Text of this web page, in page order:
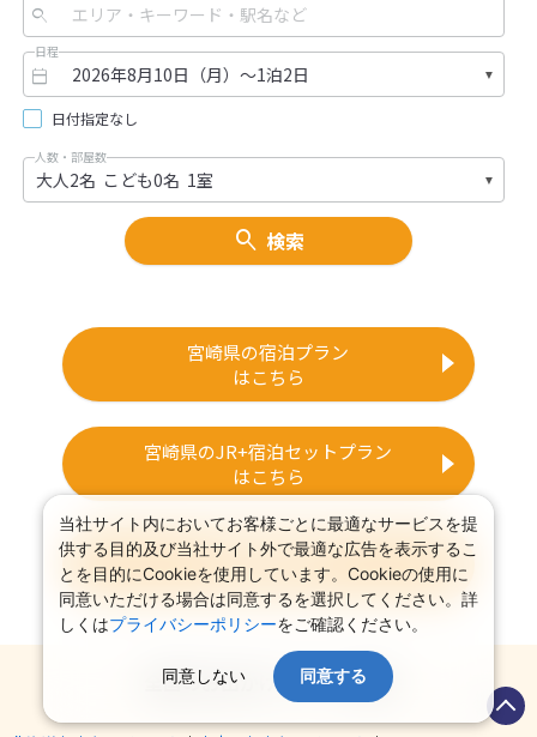
日程
日付指定なし
人数・部屋数
検索
宮崎県の宿泊プラン
はこちら
宮崎県のJR+宿泊セットプラン
はこちら
宮崎県旅行特集
はこちら
全国のお出かけイベント情報
当社サイト内においてお客様ごとに最適なサービスを提
供する目的及び当社サイト外で最適な広告を表示するこ
とを目的にCookieを使用しています。Cookieの使用に
同意いただける場合は同意するを選択してください。詳
しくはプライバシーポリシーをご確認ください。
同意しない 同意する